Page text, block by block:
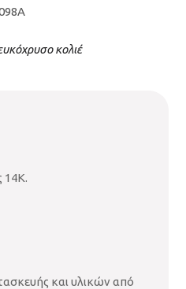
κολιέ
14Κ.
και υλικών από